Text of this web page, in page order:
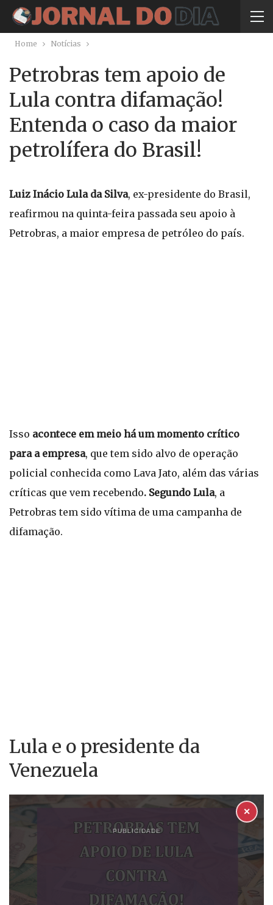
Home Notícias
Petrobras tem apoio de
Lula contra difamação!
Entenda o caso da maior
petrolífera do Brasil!
Luiz Inácio Lula da Silva, ex-presidente do Brasil,
reafirmou na quinta-feira passada seu apoio à
Petrobras, a maior empresa de petróleo do país.
Isso acontece em meio há um momento crítico
para a empresa, que tem sido alvo de operação
policial conhecida como Lava Jato, além das várias
críticas que vem recebendo. Segundo Lula, a
Petrobras tem sido vítima de uma campanha de
difamação.
Lula e o presidente da
Venezuela
PUBLICIDADE
✕